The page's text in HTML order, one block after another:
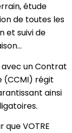
étude
de toutes les
et suivi de
avec un Contrat
(CCMI) régit
ainsi
VOTRE